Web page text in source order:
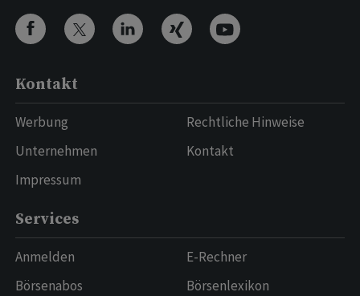
Kontakt
Werbung
Unternehmen
Impressum
Rechtliche Hinweise
Kontakt
Services
Anmelden
Börsenabos
E-Rechner
Börsenlexikon